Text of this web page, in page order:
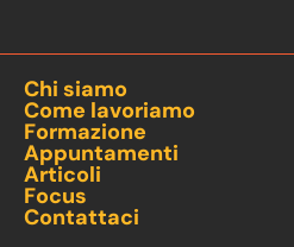
Chi siamo
Come lavoriamo
Formazione
Appuntamenti
Articoli
Focus
Contattaci